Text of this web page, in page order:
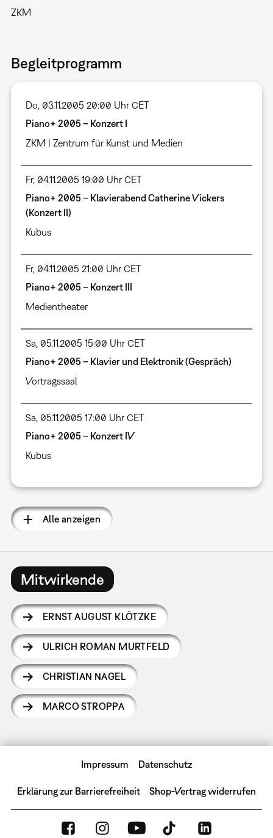
ZKM
Begleitprogramm
Do, 03.11.2005 20:00 Uhr CET
Piano+ 2005 – Konzert I
ZKM | Zentrum für Kunst und Medien
Fr, 04.11.2005 19:00 Uhr CET
Piano+ 2005 – Klavierabend Catherine Vickers
(Konzert II)
Kubus
Fr, 04.11.2005 21:00 Uhr CET
Piano+ 2005 – Konzert III
Medientheater
Sa, 05.11.2005 15:00 Uhr CET
Piano+ 2005 – Klavier und Elektronik (Gespräch)
Vortragssaal
Sa, 05.11.2005 17:00 Uhr CET
Piano+ 2005 – Konzert IV
Kubus
Alle anzeigen
Mitwirkende
ERNST AUGUST KLÖTZKE
ULRICH ROMAN MURTFELD
CHRISTIAN NAGEL
MARCO STROPPA
Impressum Datenschutz
Erklärung zur Barrierefreiheit Shop-Vertrag widerrufen